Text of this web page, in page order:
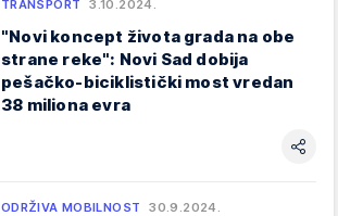
TRANSPORT 3.10.2024.
"Novi koncept života grada na obe
strane reke": Novi Sad dobija
pešačko-biciklistički most vredan
38 miliona evra
ODRŽIVA MOBILNOST 30.9.2024.